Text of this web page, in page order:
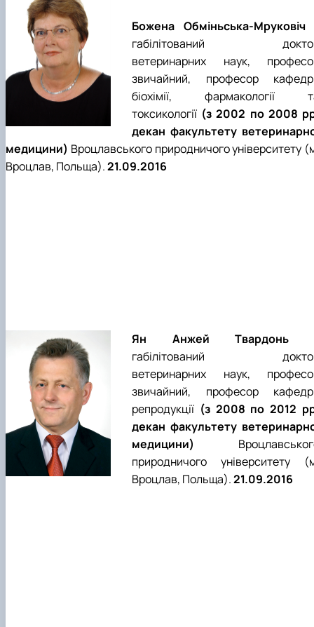
Божена Обміньська-Мруковіч
габілітований
ветеринарних наук,
звичайний, професор
біохімії, фармакології
токсикології (з 2002 по 2008
декан факультету
медицини) Вроцлавського природничого університету
Вроцлав, Польща).21.09.2016
Ян Анжей Твардонь
габілітований
ветеринарних наук,
звичайний, професор
репродукції (з 2008 по 2012
декан факультету
медицини)
природничого університету
Вроцлав, Польща).21.09.2016